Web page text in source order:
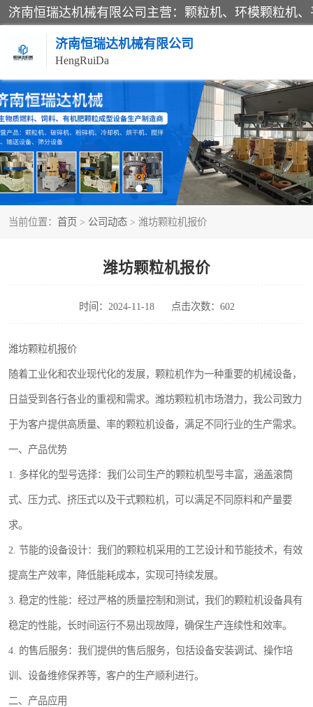
济南恒瑞达机械有限公司
HengRuiDa
当前位置： 首页 > 公司动态 > 潍坊颗粒机报价
潍坊颗粒机报价
时间：2024-11-18 点击次数：602
潍坊颗粒机报价
随着工业化和农业现代化的发展，颗粒机作为一种重要的机械设备，
日益受到各行各业的重视和需求。潍坊颗粒机市场潜力，我公司致力
于为客户提供高质量、率的颗粒机设备，满足不同行业的生产需求。
一、产品优势
1. 多样化的型号选择：我们公司生产的颗粒机型号丰富，涵盖滚筒
式、压力式、挤压式以及干式颗粒机，可以满足不同原料和产量要
求。
2. 节能的设备设计：我们的颗粒机采用的工艺设计和节能技术，有效
提高生产效率，降低能耗成本，实现可持续发展。
3. 稳定的性能：经过严格的质量控制和测试，我们的颗粒机设备具有
稳定的性能，长时间运行不易出现故障，确保生产连续性和效率。
4. 的售后服务：我们提供的售后服务，包括设备安装调试、操作培
训、设备维修保养等，客户的生产顺利进行。
二、产品应用
颗粒机
平模颗粒机
秸秆颗粒机
燃料颗粒机
滚筒筛
锯末滚筒筛